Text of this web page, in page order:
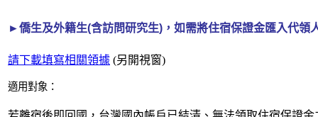
►僑生及外籍生(含訪問研究生)，如需將住宿保證金匯入代領
請下載填寫相關領據 (另開視窗)
適用對象：